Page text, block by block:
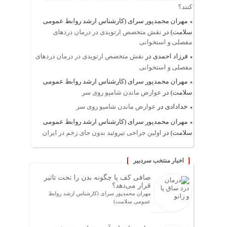
کنند؟
مهران محمدپور سرای (کارشناس ارشد روابط عمومی
سلامت) در نقش متخصص ارتوپدی در درمان دردهای
مفصلی و استخوانی
فرزاد احمدی در نقش متخصص ارتوپدی در درمان دردهای
مفصلی و استخوانی
مهران محمدپور سرای (کارشناس ارشد روابط عمومی
سلامت) در عوارض ماندن شامپو روی سر
خدادادی در عوارض ماندن شامپو روی سر
مهران محمدپور سرای (کارشناس ارشد روابط عمومی
سلامت) در اولین جراحی تیروئید بدون جای زخم در ایران
اخبار منتخب سردبیر
صافی کف پا چگونه بدن را تحت تاثیر
قرار می‌دهد؟
مهران محمدپور سرای (کارشناس ارشد روابط
عمومی سلامت)